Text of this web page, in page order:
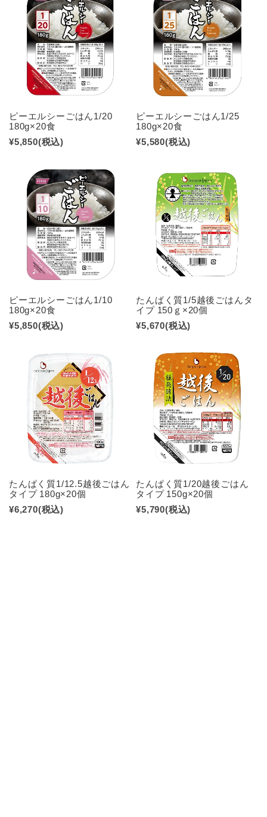
ピーエルシーごはん1/20
180g×20食
¥5,850(税込)
ピーエルシーごはん1/25
180g×20食
¥5,580(税込)
ピーエルシーごはん1/10
180g×20食
¥5,850(税込)
たんぱく質1/5越後ごはんタ
イプ 150ｇ×20個
¥5,670(税込)
たんぱく質1/12.5越後ごはん
タイプ 180g×20個
¥6,270(税込)
たんぱく質1/20越後ごはん
タイプ 150g×20個
¥5,790(税込)